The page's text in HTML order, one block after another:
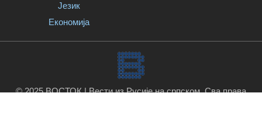
Језик
Економија
© 2025 ВОСТОК | Вести из Русије на српском. Сва права